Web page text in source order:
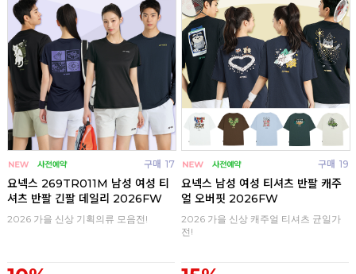
구매 17
요넥스 269TR011M 남성 여성 티
셔츠 반팔 긴팔 데일리 2026FW
2026 가을 신상 기획의류 모음전!
구매 19
요넥스 남성 여성 티셔츠 반팔 캐주
얼 오버핏 2026FW
2026 가을 신상 캐주얼 티셔츠 균일가
전!